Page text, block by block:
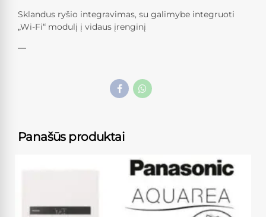
Sklandus ryšio integravimas, su galimybe integruoti
„Wi-Fi“ modulį į vidaus įrenginį
—
Panašūs produktai